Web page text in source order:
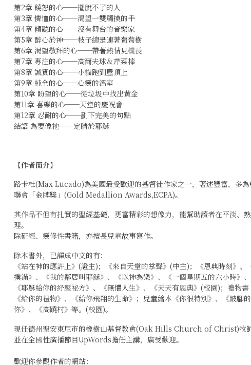
第2章 饒恕的心──擺脫不了的人
第3章 憐恤的心──渴望一雙觸摸的手
第4章 傾聽的心──沒有舞台的音樂家
第5章 醉心於神──枝子總是連著葡萄樹
第6章 渴望敬拜的心──帶著熱情見機長
第7章 專注的心──高爾夫球＆芹菜棒
第8章 誠實的心──小貓跑到屋頂上
第9章 純全的心──心靈的溫室
第10章 盼望的心──從垃圾中找出黃金
第11章 喜樂的心──天堂的慶祝會
第12章 忍耐的心──劃下完美的句點
結語 為要像祂──定睛於耶穌
【作者簡介】
路卡杜(Max Lucado)為美國最受歡迎的基督徒作家之一，著述豐富，多
聯會「金牌獎」(Gold Medallion Awards,ECPA)。
其作品不但有扎實的聖經基礎，更富精彩的想像力，能幫助讀者在平淡、
理。
除研經、靈修性書籍，亦擅長兒童故事寫作。
除本書外，已譯成中文的有：
《站在神的應許上》(證主)；《來自天堂的掌聲》(中主)；《恩典時刻》
撲滿》、《我的鄰居叫耶穌》、《以神為樂》、《一個星期五的六小時》
《耶穌給你的紓壓祕方》、《無懼人生》、《天天有恩典》(校園)；禮物
《給你的禮物》、《給你飛翔的生命》；兒童繪本《你很特別》、《跛腳
你》、《高蹺村》等。(校園)。
現任德州聖安東尼市的橡樹山基督教會(Oak Hills Church of Christ)牧師
並在全國性廣播節目UpWords擔任主講，廣受歡迎。
歡迎你參觀作者的網站：